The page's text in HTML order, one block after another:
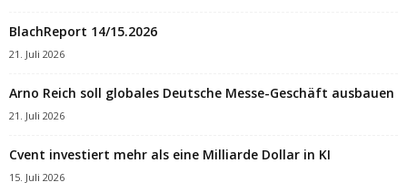
BlachReport 14/15.2026
21. Juli 2026
Arno Reich soll globales Deutsche Messe-Geschäft ausbauen
21. Juli 2026
Cvent investiert mehr als eine Milliarde Dollar in KI
15. Juli 2026